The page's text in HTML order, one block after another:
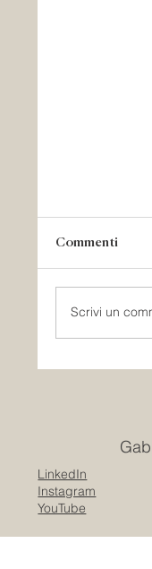
Commenti
Scrivi un
LinkedIn
Instagram
YouTube